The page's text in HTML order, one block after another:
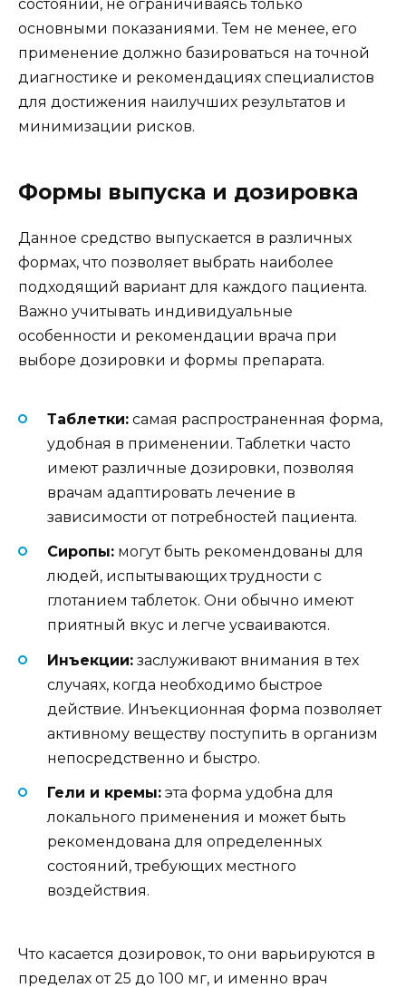
состояний, не ограничиваясь только
основными показаниями. Тем не менее, его
применение должно базироваться на точной
диагностике и рекомендациях специалистов
для достижения наилучших результатов и
минимизации рисков.
Формы выпуска и дозировка
Данное средство выпускается в различных
формах, что позволяет выбрать наиболее
подходящий вариант для каждого пациента.
Важно учитывать индивидуальные
особенности и рекомендации врача при
выборе дозировки и формы препарата.
Таблетки: самая распространенная форма,
удобная в применении. Таблетки часто
имеют различные дозировки, позволяя
врачам адаптировать лечение в
зависимости от потребностей пациента.
Сиропы: могут быть рекомендованы для
людей, испытывающих трудности с
глотанием таблеток. Они обычно имеют
приятный вкус и легче усваиваются.
Инъекции: заслуживают внимания в тех
случаях, когда необходимо быстрое
действие. Инъекционная форма позволяет
активному веществу поступить в организм
непосредственно и быстро.
Гели и кремы: эта форма удобна для
локального применения и может быть
рекомендована для определенных
состояний, требующих местного
воздействия.
Что касается дозировок, то они варьируются в
пределах от 25 до 100 мг, и именно врач